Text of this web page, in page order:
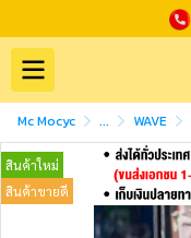
Mc Mocyc ... WAVE
สินค้าใหม่
สินค้าขายดี